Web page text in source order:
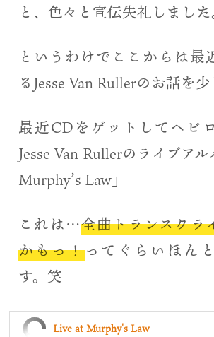
と、色々と宣伝失礼しました
というわけでここからは最
るJesse Van Rullerのお話を少
最近CDをゲットしてヘビ
Jesse Van Rullerのライブア
Murphy’s Law」
これは…全曲トランスクラ
かもっ！ってぐらいほん
す。笑
Live at Murphy's Law